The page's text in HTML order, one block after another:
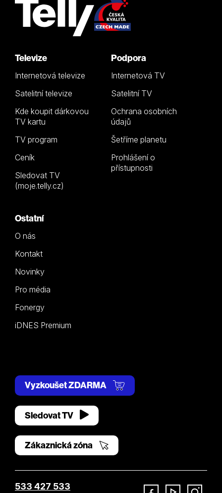
Televize
Internetová televize
Satelitní televize
Kde koupit dárkovou
TV kartu
TV program
Ceník
Sledovat TV
(moje.telly.cz)
Podpora
Internetová TV
Satelitní TV
Ochrana osobních
údajů
Šetříme planetu
Prohlášení o
přístupnosti
Ostatní
O nás
Kontakt
Novinky
Pro média
Fonergy
iDNES Premium
Vyzkoušet ZDARMA
Sledovat TV
Zákaznická zóna
533 427 533